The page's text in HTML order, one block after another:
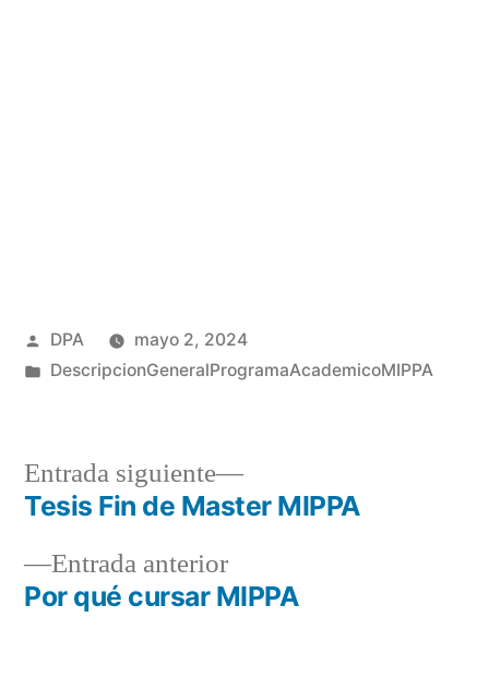
Publicado
por
DPA
mayo 2, 2024
Publicado
DescripcionGeneralProgramaAcademicoMIPPA
Navegación
de
entradas
Entrada anteriorEntrada
anterior:
Por qué cursar MIPPA
Entrada siguiente
Entrada
siguiente:
Tesis Fin de Master MIPPA